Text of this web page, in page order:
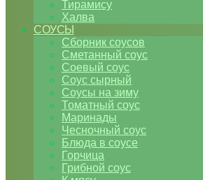
Тирамису
Халва
СОУСЫ
Сборник соусов
Сметанный соус
Соевый соус
Соус сырный
Соусы на зиму
Томатный соус
Маринады
Чесночный соус
Блюда в соусе
Горчица
Грибной соус